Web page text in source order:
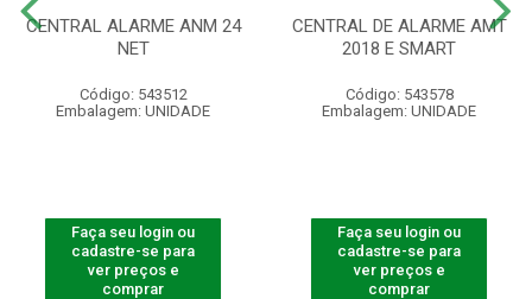
CENTRAL ALARME ANM 24
NET
Código: 543512
Embalagem: UNIDADE
Faça seu login ou
cadastre-se para
ver preços e
comprar
CENTRAL DE ALARME AMT
2018 E SMART
Código: 543578
Embalagem: UNIDADE
Faça seu login ou
cadastre-se para
ver preços e
comprar